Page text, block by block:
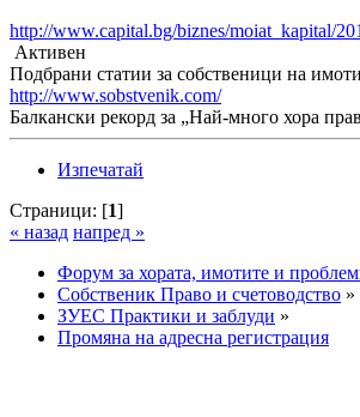
http://www.capital.bg/biznes/moiat_kapital/
Активен
Подбрани статии за собственици на
http://www.sobstvenik.com/
Балкански рекорд за „Най-много хора
Изпечатай
Страници: [1]
« назад напред »
Форум за хората, имотите и
Собственик Право и счетоводство »
ЗУЕС Практики и заблуди »
Промяна на адресна регистрация